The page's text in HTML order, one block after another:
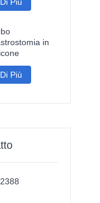
Di Più
in
Di Più